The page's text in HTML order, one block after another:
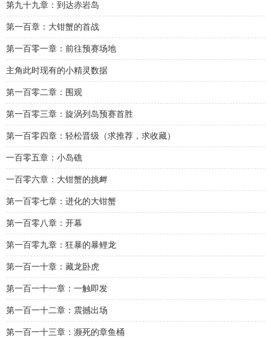
第九十九章：到达赤岩岛
第一百章：大钳蟹的首战
第一百零一章：前往预赛场地
主角此时现有的小精灵数据
第一百零二章：围观
第一百零三章：旋涡列岛预赛首胜
第一百零四章：轻松晋级（求推荐，求收藏）
一百零五章：小岛礁
一百零六章：大钳蟹的挑衅
第一百零七章：进化的大钳蟹
第一百零八章：开幕
第一百零九章：狂暴的暴鲤龙
第一百一十章：藏龙卧虎
第一百一十一章：一触即发
第一百一十二章：震撼出场
第一百一十三章：濒死的章鱼桶